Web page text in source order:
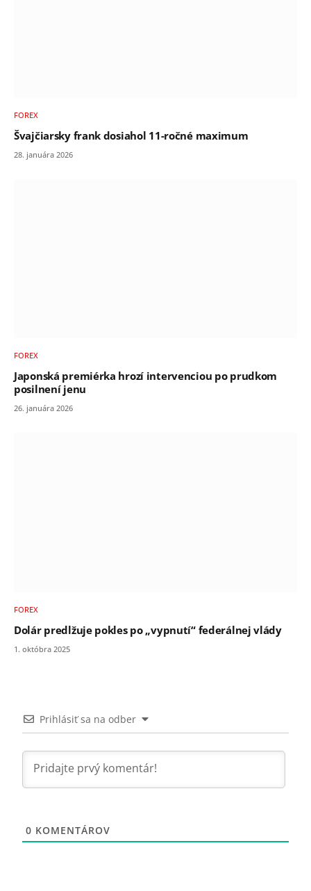
FOREX
Švajčiarsky frank dosiahol 11-ročné maximum
28. januára 2026
FOREX
Japonská premiérka hrozí intervenciou po prudkom
posilnení jenu
26. januára 2026
FOREX
Dolár predlžuje pokles po „vypnutí“ federálnej vlády
1. októbra 2025
Prihlásiť sa na odber
0 KOMENTÁROV